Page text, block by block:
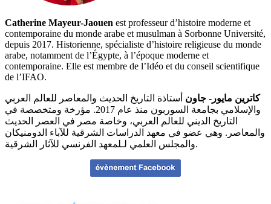
Catherine Mayeur-Jaouen est professeur d’histoire moderne et
contemporaine du monde arabe et musulman à Sorbonne Université,
depuis 2017. Historienne, spécialiste d’histoire religieuse du monde
arabe, notamment de l’Égypte, à l’époque moderne et
contemporaine. Elle est membre de l’Idéo et du conseil scientifique
de l’IFAO.
كاترين مايور- جاون أستاذة التاريخ الحديث والمعاصر للعالم العربي
والإسلامي بجامعة السوربون منذ عام 2017. مؤرخة ومتخصصة في
التاريخ الديني للعالم العربي، وخاصة مصر في العصر الحديث
والمعاصر. وهي عضو في معهد الدراسات الشرقية للآباء الدومنيكان
والمجلس العلمي لـلمعهد الفرنسي للآثار الشرقية.